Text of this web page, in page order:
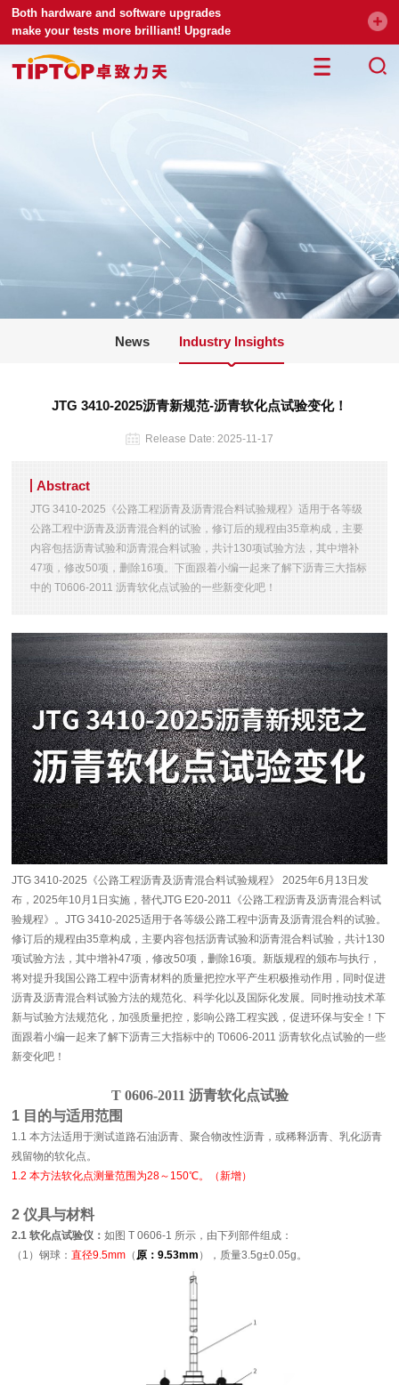
Both hardware and software upgrades
make your tests more brilliant! Upgrade
your universal testing machine
News Industry Insights
JTG 3410-2025沥青新规范-沥青软化点试验变化！
Release Date: 2025-11-17
Abstract
JTG 3410-2025《公路工程沥青及沥青混合料试验规程》适用于各等级
公路工程中沥青及沥青混合料的试验，修订后的规程由35章构成，主要
内容包括沥青试验和沥青混合料试验，共计130项试验方法，其中增补
47项，修改50项，删除16项。下面跟着小编一起来了解下沥青三大指标
中的 T0606-2011 沥青软化点试验的一些新变化吧！
JTG 3410-2025《公路工程沥青及沥青混合料试验规程》 2025年6月13日发
布，2025年10月1日实施，替代JTG E20-2011《公路工程沥青及沥青混合料试
验规程》。JTG 3410-2025适用于各等级公路工程中沥青及沥青混合料的试验。
修订后的规程由35章构成，主要内容包括沥青试验和沥青混合料试验，共计130
项试验方法，其中增补47项，修改50项，删除16项。新版规程的颁布与执行，
将对提升我国公路工程中沥青材料的质量把控水平产生积极推动作用，同时促进
沥青及沥青混合料试验方法的规范化、科学化以及国际化发展。同时推动技术革
新与试验方法规范化，加强质量把控，影响公路工程实践，促进环保与安全！下
面跟着小编一起来了解下沥青三大指标中的 T0606-2011 沥青软化点试验的一些
新变化吧！
T 0606-2011 沥青软化点试验
1 目的与适用范围
1.1 本方法适用于测试道路石油沥青、聚合物改性沥青，或稀释沥青、乳化沥青
残留物的软化点。
1.2 本方法软化点测量范围为28～150℃。
（新增）
2 仪具与材料
2.1 软化点试验仪：如图 T 0606-1 所示，由下列部件组成：
（1）钢球：直径9.5mm （ 原：9.53mm ），质量3.5g±0.05g。